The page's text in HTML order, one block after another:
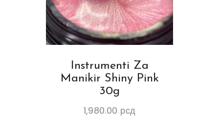
Instrumenti Za
Manikir Shiny Pink
30g
1,980.00 рсд